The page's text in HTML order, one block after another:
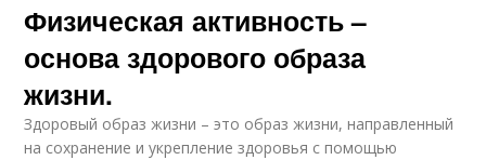
Физическая активность –
основа здорового образа
жизни.
Здоровый образ жизни – это образ жизни, направленный
на сохранение и укрепление здоровья с помощью